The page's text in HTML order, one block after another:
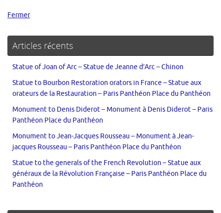
Fermer
Articles récents
Statue of Joan of Arc – Statue de Jeanne d’Arc – Chinon
Statue to Bourbon Restoration orators in France – Statue aux
orateurs de la Restauration – Paris Panthéon Place du Panthéon
Monument to Denis Diderot – Monument à Denis Diderot – Paris
Panthéon Place du Panthéon
Monument to Jean-Jacques Rousseau – Monument à Jean-
jacques Rousseau – Paris Panthéon Place du Panthéon
Statue to the generals of the French Revolution – Statue aux
généraux de la Révolution Française – Paris Panthéon Place du
Panthéon